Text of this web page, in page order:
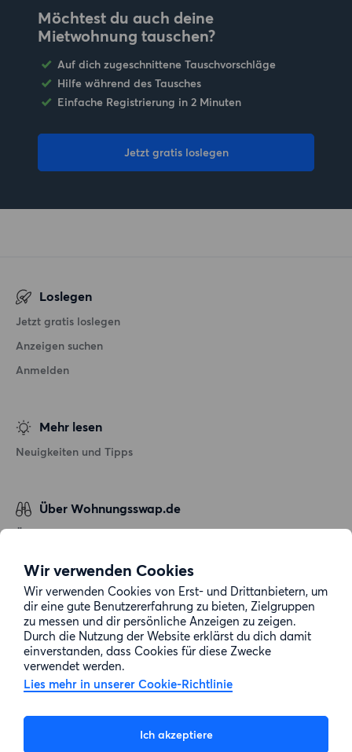
Wir verwenden Cookies
Wir verwenden Cookies von Erst- und Drittanbietern, um
dir eine gute Benutzererfahrung zu bieten, Zielgruppen
zu messen und dir persönliche Anzeigen zu zeigen.
Durch die Nutzung der Website erklärst du dich damit
einverstanden, dass Cookies für diese Zwecke
verwendet werden.
Lies mehr in unserer Cookie-Richtlinie
Ich akzeptiere
Möchtest du auch deine
Mietwohnung tauschen?
Auf dich zugeschnittene Tauschvorschläge
Hilfe während des Tausches
Einfache Registrierung in 2 Minuten
Jetzt gratis loslegen
Loslegen
Jetzt gratis loslegen
Anzeigen suchen
Anmelden
Mehr lesen
Neuigkeiten und Tipps
Über Wohnungsswap.de
Über uns
Datenschutz
Cookie-Richtlinie
Sitemap